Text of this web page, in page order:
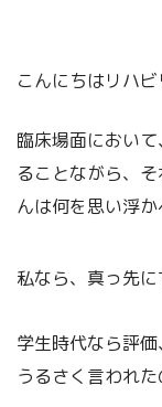
こんにちはリハ
臨床場面におい
ることながら、
んは何を思い浮か
私なら、真っ先
学生時代なら評価
うるさく言われ